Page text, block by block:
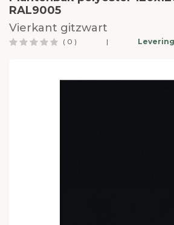
RAL9005
Vierkant gitzwart
( 0 ) |